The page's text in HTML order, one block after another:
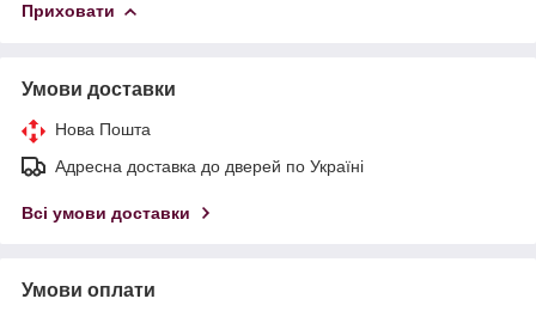
Приховати
Умови доставки
Нова Пошта
Адресна доставка до дверей по Україні
Всі умови доставки
Умови оплати